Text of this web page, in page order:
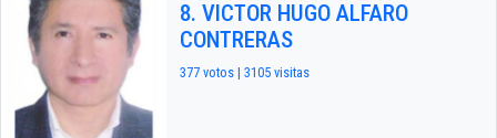
8. VICTOR HUGO ALFARO
CONTRERAS
377 votos | 3105 visitas